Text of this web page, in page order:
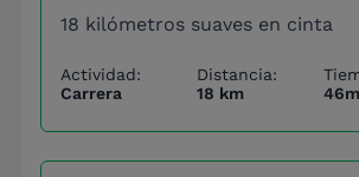
18 kilómetros suaves en cinta
Actividad:
Carrera
Distancia:
18 km